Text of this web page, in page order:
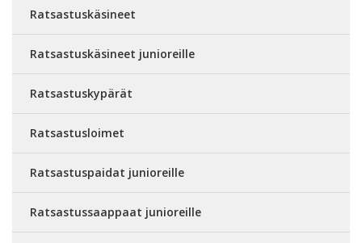
Ratsastuskäsineet
Ratsastuskäsineet junioreille
Ratsastuskypärät
Ratsastusloimet
Ratsastuspaidat junioreille
Ratsastussaappaat junioreille